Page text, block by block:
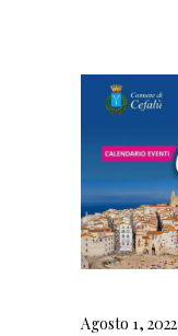
Agosto 1, 2022